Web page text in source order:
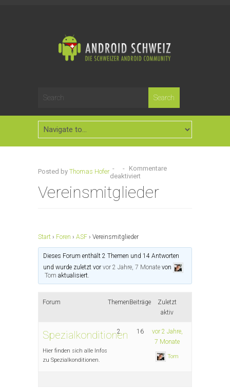
Posted by Thomas Hofer - - Kommentare
deaktiviert
Vereinsmitglieder
Start › Foren › ASF › Vereinsmitglieder
Dieses Forum enthält 2 Themen und 14 Antworten
und wurde zuletzt vorvor 2 Jahre, 7 Monate von
Tom aktualisiert.
Forum ThemenBeiträge
Zuletzt
aktiv
Spezialkonditionen
Hier finden sich alle Infos
zu Spezialkonditionen.
2 16
vor 2 Jahre,
7 Monate
Tom